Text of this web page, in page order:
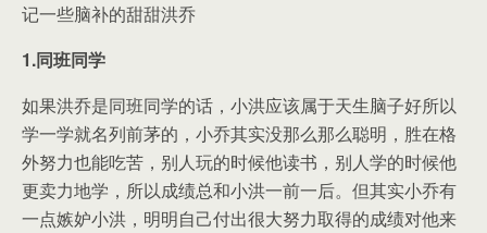
记一些脑补的甜甜洪乔
1.同班同学
如果洪乔是同班同学的话，小洪应该属于天生脑子好所以
学一学就名列前茅的，小乔其实没那么那么聪明，胜在格
外努力也能吃苦，别人玩的时候他读书，别人学的时候他
更卖力地学，所以成绩总和小洪一前一后。但其实小乔有
一点嫉妒小洪，明明自己付出很大努力取得的成绩对他来